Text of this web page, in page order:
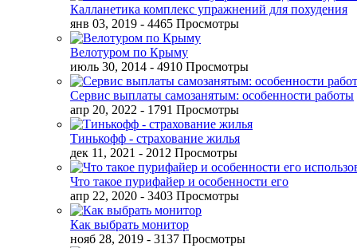
Калланетика комплекс упражнений для похудения
янв 03, 2019 - 4465 Просмотры
Велотуром по Крыму
июль 30, 2014 - 4910 Просмотры
Сервис выплаты самозанятым: особенности работы
апр 20, 2022 - 1791 Просмотры
Тинькофф - страхование жилья
дек 11, 2021 - 2012 Просмотры
Что такое пурифайер и особенности его
апр 22, 2020 - 3403 Просмотры
Как выбрать монитор
нояб 28, 2019 - 3137 Просмотры